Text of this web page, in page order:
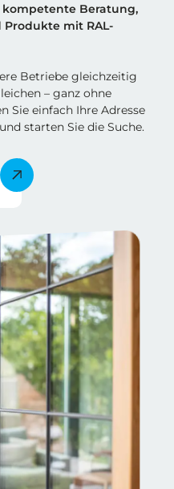
kompetente Beratung,
mit RAL-
Betriebe gleichzeitig
– ganz ohne
Sie einfach Ihre Adresse
starten Sie die Suche.